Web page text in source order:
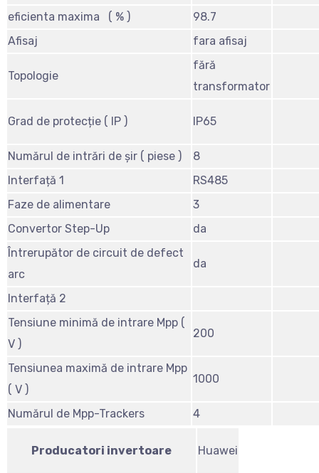
eficienta maxima ( % )
98.7
Afisaj
fara afisaj
Topologie
fără
transformator
Grad de protecție ( IP ) IP65
Numărul de intrări de șir ( piese )
8
Interfață 1
RS485
Faze de alimentare
3
Convertor Step-Up
da
Întrerupător de circuit de defect
arc
da
Interfață 2
Tensiune minimă de intrare Mpp (
V )
200
Tensiunea maximă de intrare Mpp
( V )
1000
Numărul de Mpp-Trackers 4
Producatori invertoare Huawei